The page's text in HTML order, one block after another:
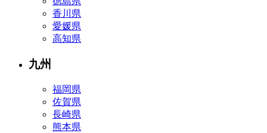
香川県
愛媛県
高知県
九州
福岡県
佐賀県
長崎県
熊本県